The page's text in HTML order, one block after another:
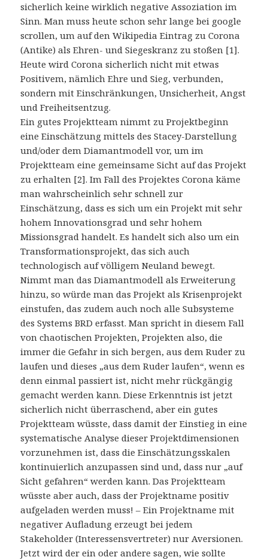
sicherlich keine wirklich negative Assoziation im
Sinn. Man muss heute schon sehr lange bei google
scrollen, um auf den Wikipedia Eintrag zu Corona
(Antike) als Ehren- und Siegeskranz zu stoßen [1].
Heute wird Corona sicherlich nicht mit etwas
Positivem, nämlich Ehre und Sieg, verbunden,
sondern mit Einschränkungen, Unsicherheit, Angst
und Freiheitsentzug.
Ein gutes Projektteam nimmt zu Projektbeginn
eine Einschätzung mittels des Stacey-Darstellung
und/oder dem Diamantmodell vor, um im
Projektteam eine gemeinsame Sicht auf das Projekt
zu erhalten [2]. Im Fall des Projektes Corona käme
man wahrscheinlich sehr schnell zur
Einschätzung, dass es sich um ein Projekt mit sehr
hohem Innovationsgrad und sehr hohem
Missionsgrad handelt. Es handelt sich also um ein
Transformationsprojekt, das sich auch
technologisch auf völligem Neuland bewegt.
Nimmt man das Diamantmodell als Erweiterung
hinzu, so würde man das Projekt als Krisenprojekt
einstufen, das zudem auch noch alle Subsysteme
des Systems BRD erfasst. Man spricht in diesem Fall
von chaotischen Projekten, Projekten also, die
immer die Gefahr in sich bergen, aus dem Ruder zu
laufen und dieses „aus dem Ruder laufen“, wenn es
denn einmal passiert ist, nicht mehr rückgängig
gemacht werden kann. Diese Erkenntnis ist jetzt
sicherlich nicht überraschend, aber ein gutes
Projektteam wüsste, dass damit der Einstieg in eine
systematische Analyse dieser Projektdimensionen
vorzunehmen ist, dass die Einschätzungsskalen
kontinuierlich anzupassen sind und, dass nur „auf
Sicht gefahren“ werden kann. Das Projektteam
wüsste aber auch, dass der Projektname positiv
aufgeladen werden muss! – Ein Projektname mit
negativer Aufladung erzeugt bei jedem
Stakeholder (Interessensvertreter) nur Aversionen.
Jetzt wird der ein oder andere sagen, wie sollte